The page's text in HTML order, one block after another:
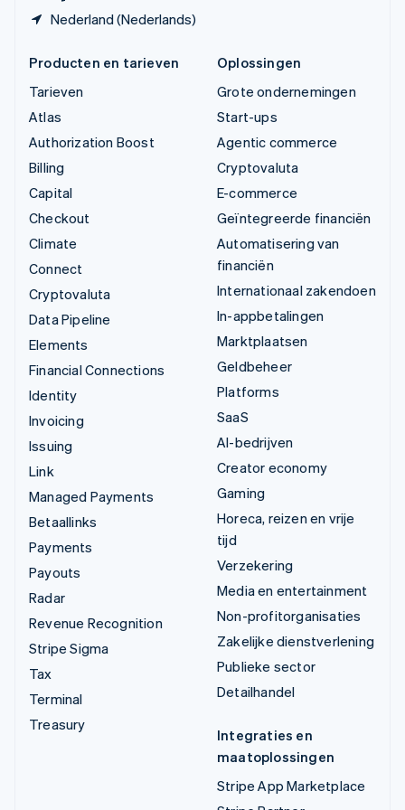
Nederland (Nederlands)
Producten en tarieven
Tarieven
Atlas
Authorization Boost
Billing
Capital
Checkout
Climate
Connect
Cryptovaluta
Data Pipeline
Elements
Financial Connections
Identity
Invoicing
Issuing
Link
Managed Payments
Betaallinks
Payments
Payouts
Radar
Revenue Recognition
Stripe Sigma
Tax
Terminal
Treasury
Oplossingen
Grote ondernemingen
Start-ups
Agentic commerce
Cryptovaluta
E-commerce
Geïntegreerde financiën
Automatisering van
financiën
Internationaal zakendoen
In-appbetalingen
Marktplaatsen
Geldbeheer
Platforms
SaaS
AI-bedrijven
Creator economy
Gaming
Horeca, reizen en vrije
tijd
Verzekering
Media en entertainment
Non-profitorganisaties
Zakelijke dienstverlening
Publieke sector
Detailhandel
Integraties en
maatoplossingen
Stripe App Marketplace